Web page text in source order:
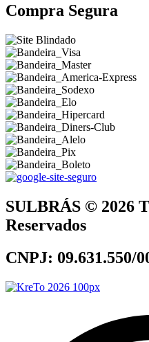
Compra Segura
SULBRÁS © 2026
Reservados
CNPJ: 09.631.550/